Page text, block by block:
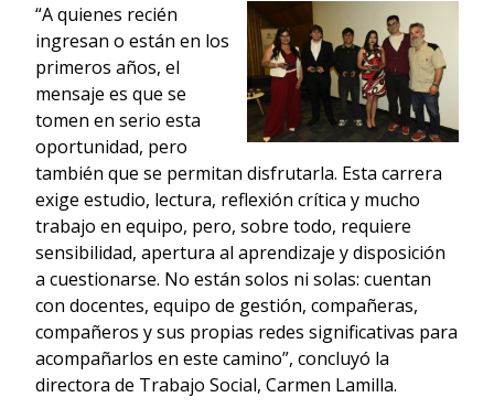
“A quienes recién
ingresan o están en los
primeros años, el
mensaje es que se
tomen en serio esta
oportunidad, pero
también que se permitan disfrutarla. Esta carrera
exige estudio, lectura, reflexión crítica y mucho
trabajo en equipo, pero, sobre todo, requiere
sensibilidad, apertura al aprendizaje y disposición
a cuestionarse. No están solos ni solas: cuentan
con docentes, equipo de gestión, compañeras,
compañeros y sus propias redes significativas para
acompañarlos en este camino”, concluyó la
directora de Trabajo Social, Carmen Lamilla.